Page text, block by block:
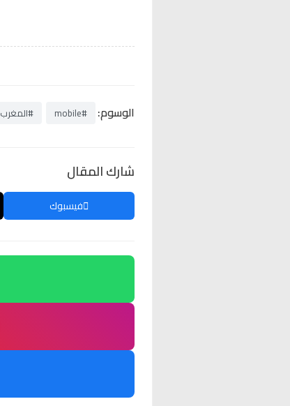
الوسوم: #mobile #المغرب
شارك المقال
فيسبوك